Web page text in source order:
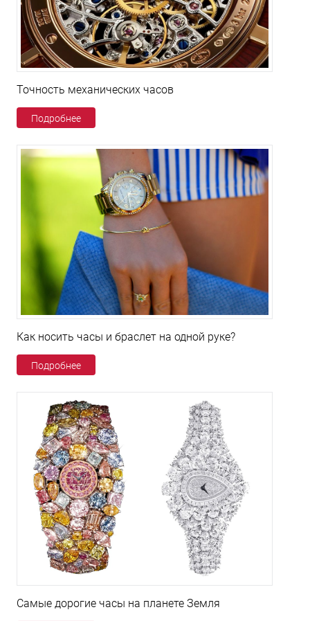
Точность механических часов
Подробнее
Как носить часы и браслет на одной руке?
Подробнее
Самые дорогие часы на планете Земля